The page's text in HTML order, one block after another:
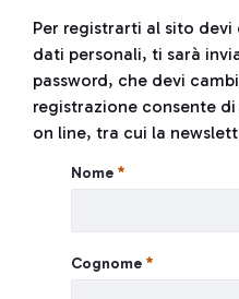
Per registrarti al sito
dati personali, ti sarà
password, che devi
registrazione consente
on line, tra cui la
Registrati
Nome
Cognome